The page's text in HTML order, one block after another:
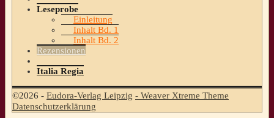
Leseprobe
Einleitung
Inhalt Bd. 1
Inhalt Bd. 2
Rezensionen
Italia Regia
©2026 - Eudora-Verlag Leipzig - Weaver Xtreme Theme
Datenschutzerklärung